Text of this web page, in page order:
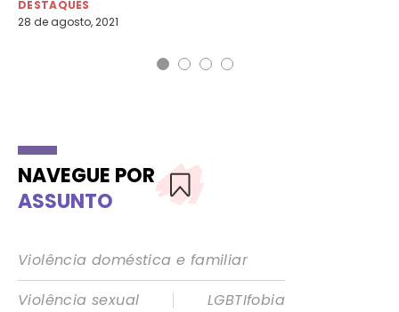
DESTAQUES
28 de agosto, 2021
NAVEGUE POR
ASSUNTO
Violência doméstica e familiar
Violência sexual
|
LGBTIfobia